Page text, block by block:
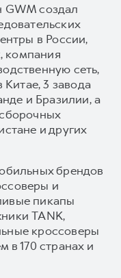
создал
в России,
компания
сеть,
Китае, 3 завода
и Бразилии, а
и других
брендов
и
пикапы
TANK,
кроссоверы
в 170 странах и